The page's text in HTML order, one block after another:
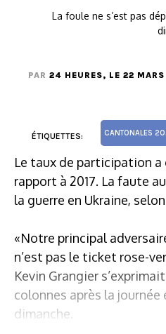
La foule ne s’est pas
PAR 24 HEURES, LE 22
ÉTIQUETTES: CANTONALES
Le taux de participation a
rapport à 2017. La faute
la guerre en Ukraine,
«Notre principal
n’est pas le ticket rose-
Kevin Grangier
colonnes après la
dimanche.